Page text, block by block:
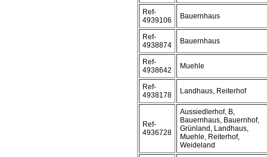
Ref-
4939106
Bauernhaus
Ref-
4938874
Bauernhaus
Ref-
4938642
Muehle
Ref-
4938178
Landhaus, Reiterhof
Ref-
4936728
Aussiedlerhof, B,
Bauernhaus, Bauernhof,
Grünland, Landhaus,
Muehle, Reiterhof,
Weideland